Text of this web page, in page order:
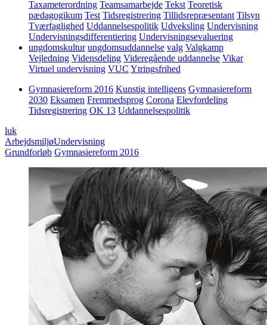
Taxameterordning Teamsamarbejde Tekst Teoretisk
pædagogikum Test Tidsregistrering Tillidsrepræsentant Tilsyn
Tværfaglighed Uddannelsespolitik Udveksling Undervisning
Undervisningsdifferentiering Undervisningsevaluering
ungdomskultur ungdomsuddannelse valg Valgkamp
Vejledning Vidensdeling Videregående uddannelse Vikar
Virtuel undervisning VUC Ytringsfrihed
Gymnasiereform 2016 Kunstig intelligens Gymnasiereform
2030 Eksamen Fremmedsprog Corona Elevfordeling
Tidsregistrering OK 13 Uddannelsespolitik
luk
ArbejdsmiljøUndervisning
Grundforløb Gymnasiereform 2016